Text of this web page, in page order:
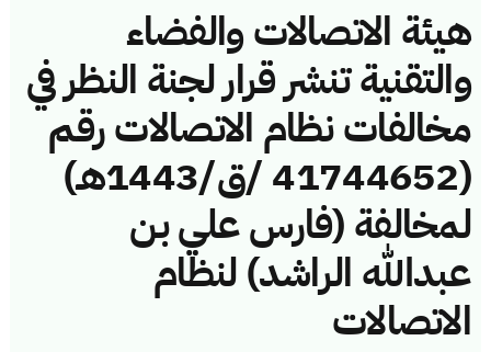
هيئة الاتصالات والفضاء
والتقنية تنشر قرار لجنة النظر في
مخالفات نظام الاتصالات رقم
(41744652 /ق/1443هـ)
لمخالفة (فارس علي بن
عبدالله الراشد) لنظام
الاتصالات